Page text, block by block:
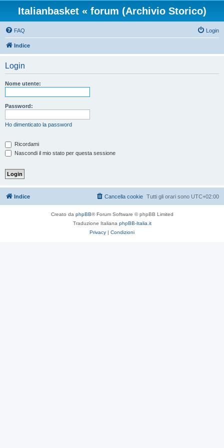
Italianbasket « forum (Archivio Storico)
FAQ Login
Indice
Login
Nome utente:
Password:
Ho dimenticato la password
Ricordami
Nascondi il mio stato per questa sessione
Indice Tutti gli orari sono UTC+02:00
Cancella cookie
Creato da phpBB® Forum Software © phpBB Limited
Traduzione Italiana phpBB-Italia.it
Privacy | Condizioni